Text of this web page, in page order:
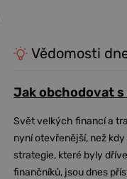
Vědomosti
Jak obchodovat s
Svět velkých financí a
nyní otevřenější, než
strategie, které byly
finančníků, jsou dnes